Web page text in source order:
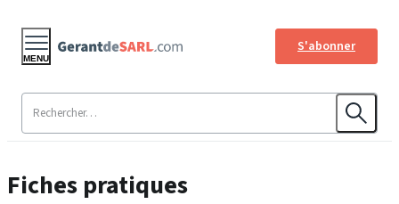
S'abonner
MENU
Fiches pratiques